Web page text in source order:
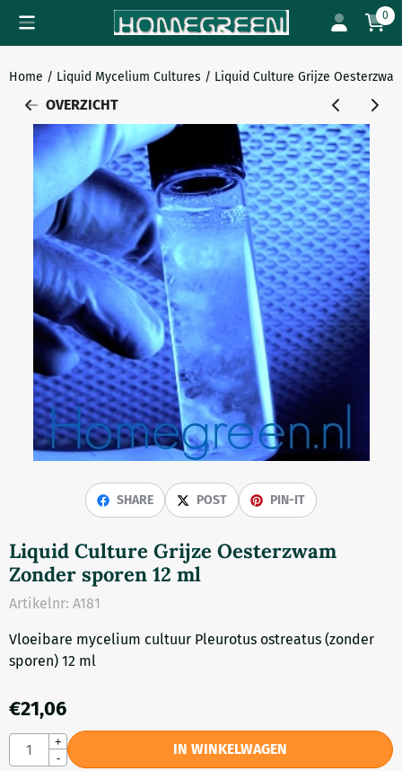
Cookievoorkeuren zijn beschikbaar. Kies instellingen of sta0
Home / Liquid Mycelium Cultures / Liquid Culture Grijze
OVERZICHT
SHARE POST PIN-IT
Liquid Culture Grijze Oesterzwam
Zonder sporen 12 ml
Artikelnr: A181
Vloeibare mycelium cultuur Pleurotus ostreatus (zonder
sporen) 12 ml
€21,06
Aantal
+
-
IN WINKELWAGEN